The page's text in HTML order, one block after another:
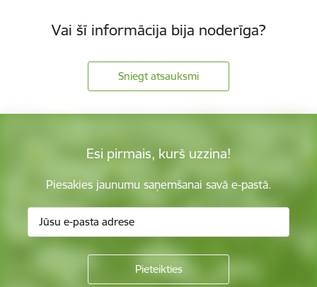
Vai šī informācija bija noderīga?
Sniegt atsauksmi
Esi pirmais, kurš uzzina!
Piesakies jaunumu saņemšanai savā e-pastā.